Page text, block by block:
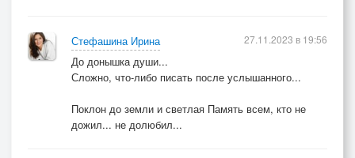
Стефашина Ирина
До донышка души...
Сложно, что-либо писать после услышанного...
Поклон до земли и светлая Память всем, кто не
дожил... не долюбил...
27.11.2023 в 19:56